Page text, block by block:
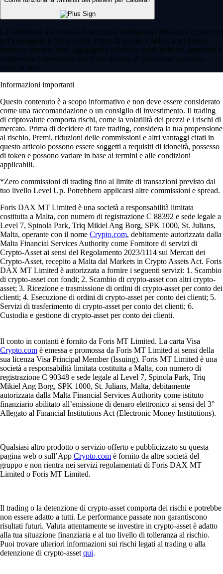
La whitelist è una misura di sicurezza obbligatoria dell'app Crypto.com
per proteggere il tuo account. Prima di inviare Caldera a un nuovo
indirizzo esterno, devi aggiungerlo all'elenco degli indirizzi approvati e
confermare l'operazione con il tuo metodo di protezione preferito,
come la 2FA.
Informazioni importanti
Questo contenuto è a scopo informativo e non deve essere considerato
come una raccomandazione o un consiglio di investimento. Il trading
di criptovalute comporta rischi, come la volatilità dei prezzi e i rischi di
mercato. Prima di decidere di fare trading, considera la tua propensione
al rischio. Premi, riduzioni delle commissioni e altri vantaggi citati in
questo articolo possono essere soggetti a requisiti di idoneità, possesso
di token e possono variare in base ai termini e alle condizioni
applicabili.
*Zero commissioni di trading fino al limite di transazioni previsto dal
tuo livello Level Up. Potrebbero applicarsi altre commissioni e spread.
Foris DAX MT Limited è una società a responsabilità limitata
costituita a Malta, con numero di registrazione C 88392 e sede legale a
Level 7, Spinola Park, Triq Mikiel Ang Borg, SPK 1000, St. Julians,
Malta, operante con il nome Crypto.com, debitamente autorizzata dalla
Malta Financial Services Authority come Fornitore di servizi di
Crypto-Asset ai sensi del Regolamento 2023/1114 sui Mercati dei
Crypto-Asset, recepito a Malta dal Markets in Crypto Assets Act. Foris
DAX MT Limited è autorizzata a fornire i seguenti servizi: 1. Scambio
di crypto-asset con fondi; 2. Scambio di crypto-asset con altri crypto-
asset; 3. Ricezione e trasmissione di ordini di crypto-asset per conto dei
clienti; 4. Esecuzione di ordini di crypto-asset per conto dei clienti; 5.
Servizi di trasferimento di crypto-asset per conto dei clienti; 6.
Custodia e gestione di crypto-asset per conto dei clienti.
Il conto in contanti è fornito da Foris MT Limited. La carta Visa
Crypto.com è emessa e promossa da Foris MT Limited ai sensi della
sua licenza Visa Principal Member (Issuing). Foris MT Limited è una
società a responsabilità limitata costituita a Malta, con numero di
registrazione C 90348 e sede legale al Level 7, Spinola Park, Triq
Mikiel Ang Borg, SPK 1000, St. Julians, Malta, debitamente
autorizzata dalla Malta Financial Services Authority come istituto
finanziario abilitato all’emissione di denaro elettronico ai sensi del 3°
Allegato al Financial Institutions Act (Electronic Money Institutions).
Qualsiasi altro prodotto o servizio offerto e pubblicizzato su questa
pagina web o sull’App Crypto.com è fornito da altre società del
gruppo e non rientra nei servizi regolamentati di Foris DAX MT
Limited o Foris MT Limited.
Il trading o la detenzione di crypto-asset comporta dei rischi e potrebbe
non essere adatto a tutti. Le performance passate non garantiscono
risultati futuri. Valuta attentamente se investire in crypto-asset è adatto
alla tua situazione finanziaria e al tuo livello di tolleranza al rischio.
Puoi trovare ulteriori informazioni sui rischi legati al trading o alla
detenzione di crypto-asset qui.